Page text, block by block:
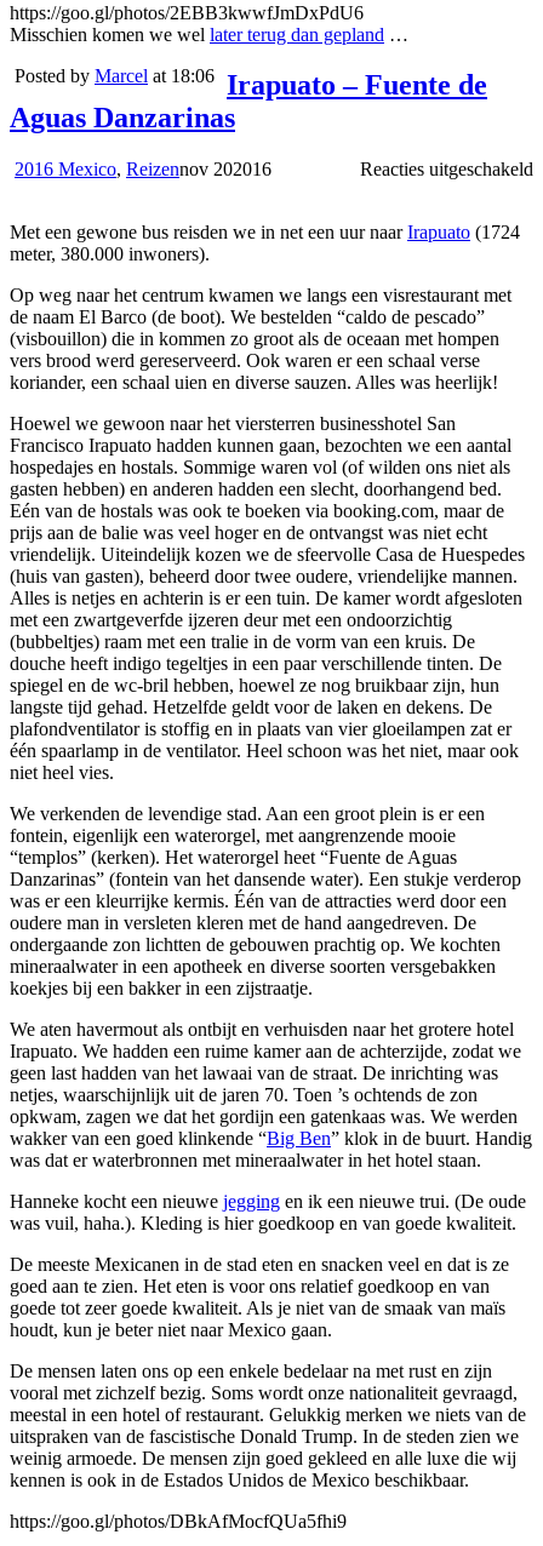
https://goo.gl/photos/2EBB3kwwfJmDxPdU6
Misschien komen we wel later terug dan gepland …
Posted by Marcel at 18:06 Irapuato – Fuente de
Aguas Danzarinas
2016 Mexico, Reizen Reacties uitgeschakeld
nov 202016
Met een gewone bus reisden we in net een uur naarIrapuato (1724
meter, 380.000 inwoners).
Op weg naar het centrum kwamen we langs een visrestaurant met
de naam El Barco (de boot). We bestelden “caldo de pescado”
(visbouillon) die in kommen zo groot als de oceaan met hompen
vers brood werd gereserveerd. Ook waren er een schaal verse
koriander, een schaal uien en diverse sauzen. Alles was heerlijk!
Hoewel we gewoon naar het viersterren businesshotel San
Francisco Irapuato hadden kunnen gaan, bezochten we een aantal
hospedajes en hostals. Sommige waren vol (of wilden ons niet als
gasten hebben) en anderen hadden een slecht, doorhangend bed.
Eén van de hostals was ook te boeken via booking.com, maar de
prijs aan de balie was veel hoger en de ontvangst was niet echt
vriendelijk. Uiteindelijk kozen we de sfeervolle Casa de Huespedes
(huis van gasten), beheerd door twee oudere, vriendelijke mannen.
Alles is netjes en achterin is er een tuin. De kamer wordt afgesloten
met een zwartgeverfde ijzeren deur met een ondoorzichtig
(bubbeltjes) raam met een tralie in de vorm van een kruis. De
douche heeft indigo tegeltjes in een paar verschillende tinten. De
spiegel en de wc-bril hebben, hoewel ze nog bruikbaar zijn, hun
langste tijd gehad. Hetzelfde geldt voor de laken en dekens. De
plafondventilator is stoffig en in plaats van vier gloeilampen zat er
één spaarlamp in de ventilator. Heel schoon was het niet, maar ook
niet heel vies.
We verkenden de levendige stad. Aan een groot plein is er een
fontein, eigenlijk een waterorgel, met aangrenzende mooie
“templos” (kerken). Het waterorgel heet “Fuente de Aguas
Danzarinas” (fontein van het dansende water). Een stukje verderop
was er een kleurrijke kermis. Één van de attracties werd door een
oudere man in versleten kleren met de hand aangedreven. De
ondergaande zon lichtten de gebouwen prachtig op. We kochten
mineraalwater in een apotheek en diverse soorten versgebakken
koekjes bij een bakker in een zijstraatje.
We aten havermout als ontbijt en verhuisden naar het grotere hotel
Irapuato. We hadden een ruime kamer aan de achterzijde, zodat we
geen last hadden van het lawaai van de straat. De inrichting was
netjes, waarschijnlijk uit de jaren 70. Toen ’s ochtends de zon
opkwam, zagen we dat het gordijn een gatenkaas was. We werden
wakker van een goed klinkende “Big Ben” klok in de buurt. Handig
was dat er waterbronnen met mineraalwater in het hotel staan.
Hanneke kocht een nieuwe jegging en ik een nieuwe trui. (De oude
was vuil, haha.). Kleding is hier goedkoop en van goede kwaliteit.
De meeste Mexicanen in de stad eten en snacken veel en dat is ze
goed aan te zien. Het eten is voor ons relatief goedkoop en van
goede tot zeer goede kwaliteit. Als je niet van de smaak van maïs
houdt, kun je beter niet naar Mexico gaan.
De mensen laten ons op een enkele bedelaar na met rust en zijn
vooral met zichzelf bezig. Soms wordt onze nationaliteit gevraagd,
meestal in een hotel of restaurant. Gelukkig merken we niets van de
uitspraken van de fascistische Donald Trump. In de steden zien we
weinig armoede. De mensen zijn goed gekleed en alle luxe die wij
kennen is ook in de Estados Unidos de Mexico beschikbaar.
https://goo.gl/photos/DBkAfMocfQUa5fhi9